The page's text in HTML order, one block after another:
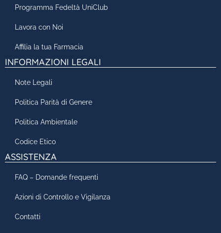
Programma Fedeltà UniClub
Lavora con Noi
Affilia la tua Farmacia
INFORMAZIONI LEGALI
Note Legali
Politica Parità di Genere
Politica Ambientale
Codice Etico
ASSISTENZA
FAQ – Domande frequenti
Azioni di Controllo e Vigilanza
Contatti